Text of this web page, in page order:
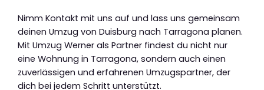
Nimm Kontakt mit uns auf und lass uns gemeinsam
deinen Umzug von Duisburg nach Tarragona planen.
Mit Umzug Werner als Partner findest du nicht nur
eine Wohnung in Tarragona, sondern auch einen
zuverlässigen und erfahrenen Umzugspartner, der
dich bei jedem Schritt unterstützt.